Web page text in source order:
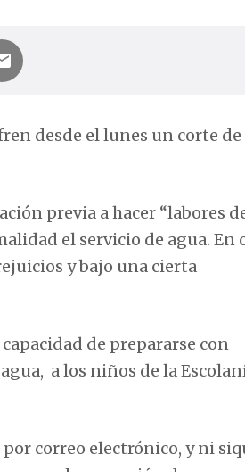
desde el lunes un corte de
previa a hacer “labores
el servicio de agua. En
y bajo una cierta
de prepararse con
a los niños de la
correo electrónico, y ni